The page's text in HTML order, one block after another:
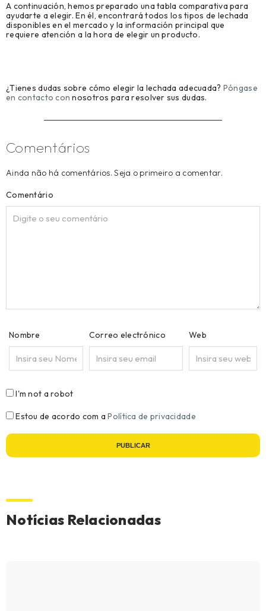
A continuación, hemos preparado una tabla comparativa para
ayudarte a elegir. En él, encontrará todos los tipos de lechada
disponibles en el mercado y la información principal que
requiere atención a la hora de elegir un producto.
¿Tienes dudas sobre cómo elegir la lechada adecuada? Póngase
en contacto con nosotros para resolver sus dudas.
Comentários
Ainda não há comentários. Seja o primeiro a comentar.
Comentário
Nombre Correo electrónico Web
I'm not a robot
Estou de acordo com aPolítica de privacidade
PUBLICAR
Notícias Relacionadas